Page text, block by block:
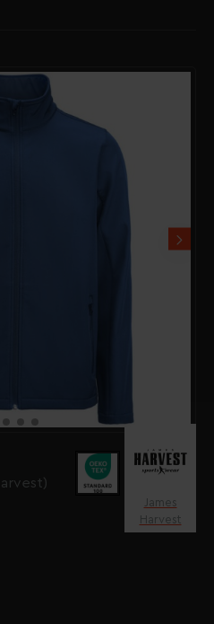
James
Harvest